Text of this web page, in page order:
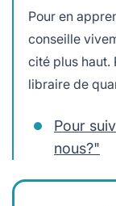
Pour en
conseille
cité plus haut.
libraire de
Pour
nous?"